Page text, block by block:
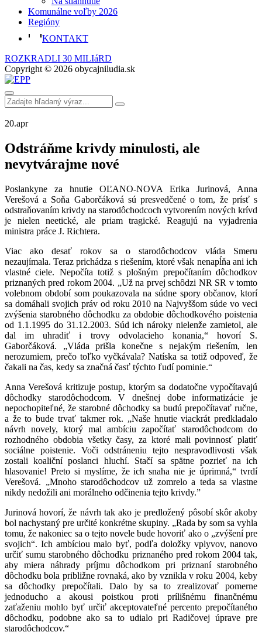
Komunálne voľby 2026
Regióny
KONTAKT
ROZKRADLI 30 MILIáRD
Copyright © 2026 obycajniludia.sk
20.apr
Odstráňme krivdy minulosti, ale
nevytvárajme nové
Poslankyne za hnutie OĽANO-NOVA Erika Jurinová, Anna
Verešová a Soňa Gaborčáková sú presvedčené o tom, že prísť s
odstraňovaním krivdy na starodôchodcoch vytvorením nových krívd
je nielen neetické, ale priam tragické. Reagujú na vyjadrenia
ministra práce J. Richtera.
Viac ako desať rokov sa o starodôchodcov vláda Smeru
nezaujímala. Teraz prichádza s riešením, ktoré však nenapĺňa ani ich
vlastné ciele. Nepočíta totiž s plošným prepočítaním dôchodkov
priznaných pred rokom 2004. „Už na prvej schôdzi NR SR v tomto
volebnom období som poukazovala na súdne spory občanov, ktorí
sa domáhali svojich práv od roku 2010 na Najvyššom súde vo veci
zvýšenia starobného dôchodku za obdobie dôchodkového poistenia
od 1.1.1995 do 31.12.2003. Súd ich nároky nielenže zamietol, ale
dal im uhradiť i trovy odvolacieho konania,“ hovorí S.
Gaborčáková. „Vláda prišla konečne s nejakým riešením, len
nerozumiem, prečo toľko vyčkávala? Natíska sa totiž odpoveď, že
čakali na čas, kedy sa značná časť týchto ľudí pominie.“
Anna Verešová kritizuje postup, ktorým sa dodatočne vypočítavajú
dôchodky starodôchodcom. V dnešnej dobe informatizácie je
nepochopiteľné, že starobné dôchodky sa budú prepočítavať ručne,
a že to bude trvať takmer rok. „Naše hnutie viackrát predkladalo
návrh novely, ktorý mal ambíciu započítať starodôchodcom do
rozhodného obdobia všetky časy, za ktoré mali povinnosť platiť
sociálne poistenie. Voči odstráneniu tejto nespravodlivosti však
zostali koaliční poslanci hluchí. Stačí sa spätne pozrieť na ich
hlasovanie! Preto si myslíme, že ich snaha nie je úprimná,“ tvrdí
Verešová. „Mnoho starodôchodcov už zomrelo a teda sa vlastne
nikdy nedožili ani morálneho odčinenia tejto krivdy.”
Jurinová hovorí, že návrh tak ako je predložený pôsobí skôr akoby
bol nachystaný pre určité konkrétne skupiny. „Rada by som sa vyhla
tomu, že nakoniec sa o tejto novele bude hovoriť ako o „zvýšení pre
svojich“. Ich ambíciou malo byť, podľa doložky vplyvov, nanovo
určiť sumu starobného dôchodku priznaného pred rokom 2004 tak,
aby miera náhrady príjmu dôchodkom pri priznaní starobného
dôchodku bola približne rovnaká, ako by vznikla v roku 2004, keby
sa dôchodky prepočítali. Dalo by sa to zrealizovať pomerne
jednoducho a akousi poistkou proti prílišnému finančnému
zaťaženiu mohlo byť určiť akceptovateľné percento prepočítaného
dôchodku, podobne ako sa to udialo pri Radičovej úprave pre
starodôchodcov.“